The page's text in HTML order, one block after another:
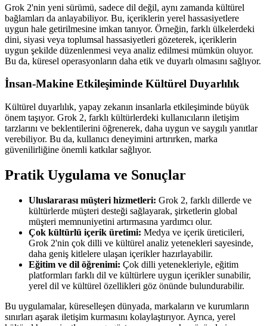
Grok 2'nin yeni sürümü, sadece dil değil, aynı zamanda kültürel
bağlamları da anlayabiliyor. Bu, içeriklerin yerel hassasiyetlere
uygun hale getirilmesine imkan tanıyor. Örneğin, farklı ülkelerdeki
dini, siyasi veya toplumsal hassasiyetleri gözeterek, içeriklerin
uygun şekilde düzenlenmesi veya analiz edilmesi mümkün oluyor.
Bu da, küresel operasyonların daha etik ve duyarlı olmasını sağlıyor.
İnsan-Makine Etkileşiminde Kültürel Duyarlılık
Kültürel duyarlılık, yapay zekanın insanlarla etkileşiminde büyük
önem taşıyor. Grok 2, farklı kültürlerdeki kullanıcıların iletişim
tarzlarını ve beklentilerini öğrenerek, daha uygun ve saygılı yanıtlar
verebiliyor. Bu da, kullanıcı deneyimini artırırken, marka
güvenilirliğine önemli katkılar sağlıyor.
Pratik Uygulama ve Sonuçlar
Uluslararası müşteri hizmetleri: Grok 2, farklı dillerde ve
kültürlerde müşteri desteği sağlayarak, şirketlerin global
müşteri memnuniyetini artırmasına yardımcı olur.
Çok kültürlü içerik üretimi: Medya ve içerik üreticileri,
Grok 2'nin çok dilli ve kültürel analiz yetenekleri sayesinde,
daha geniş kitlelere ulaşan içerikler hazırlayabilir.
Eğitim ve dil öğrenimi: Çok dilli yetenekleriyle, eğitim
platformları farklı dil ve kültürlere uygun içerikler sunabilir,
yerel dil ve kültürel özellikleri göz önünde bulundurabilir.
Bu uygulamalar, küreselleşen dünyada, markaların ve kurumların
sınırları aşarak iletişim kurmasını kolaylaştırıyor. Ayrıca, yerel